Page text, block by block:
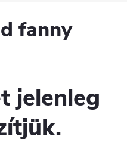
fanny
jelenleg